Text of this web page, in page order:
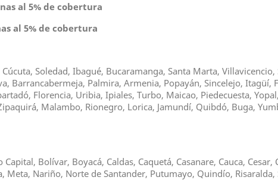
al 5% de cobertura
al 5% de cobertura
Soledad, Ibagué, Bucaramanga, Santa Marta,
Barrancabermeja, Palmira, Armenia, Popayán, Sincelejo, Itagüí,
Florencia, Uribia, Ipiales, Turbo, Maicao, Piedecuesta,
Malambo, Rionegro, Lorica, Jamundí, Quibdó, Buga,
Bolívar, Boyacá, Caldas, Caquetá, Casanare, Cauca, Cesar,
Meta, Nariño, Norte de Santander, Putumayo, Quindío,